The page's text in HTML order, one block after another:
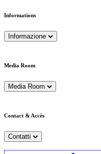
Informations
Informazione
Media Room
Media Room
Contact & Accès
Contatti